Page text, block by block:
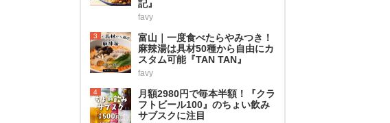
記』
favy
3
富山｜一度食べたらやみつき！
麻辣湯は具材50種から自由にカ
スタム可能『TAN TAN』
favy
4
月額2980円で毎本半額！『クラ
フトビール100』のちょい飲み
サブスクに注目